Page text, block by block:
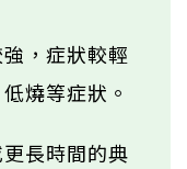
，症狀較輕
燒等症狀。
長時間的典